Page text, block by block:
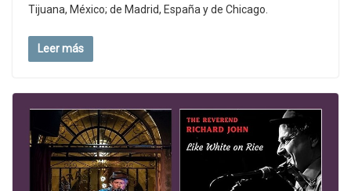
Tijuana, México; de Madrid, España y de Chicago.
Leer más